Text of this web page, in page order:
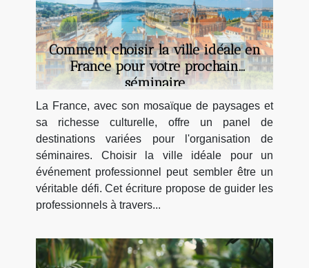
Comment choisir la ville idéale en
France pour votre prochain
séminaire
La France, avec son mosaïque de paysages et
sa richesse culturelle, offre un panel de
destinations variées pour l'organisation de
séminaires. Choisir la ville idéale pour un
événement professionnel peut sembler être un
véritable défi. Cet écriture propose de guider les
professionnels à travers...